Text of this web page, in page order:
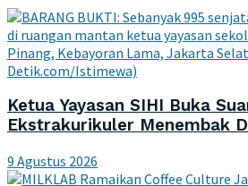
Ketua Yayasan SIHI Buka
Ekstrakurikuler Menembak
9 Agustus 2026